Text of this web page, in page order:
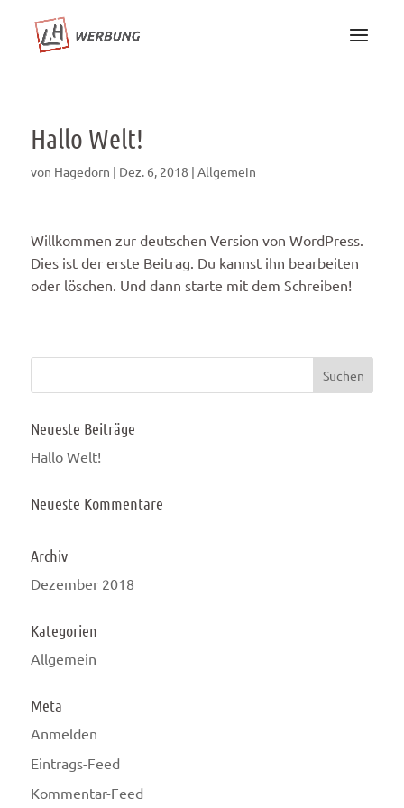
Hallo Welt!
von Hagedorn | Dez. 6, 2018 | Allgemein
Willkommen zur deutschen Version von WordPress.
Dies ist der erste Beitrag. Du kannst ihn bearbeiten
oder löschen. Und dann starte mit dem Schreiben!
Neueste Beiträge
Hallo Welt!
Neueste Kommentare
Archiv
Dezember 2018
Kategorien
Allgemein
Meta
Anmelden
Eintrags-Feed
Kommentar-Feed